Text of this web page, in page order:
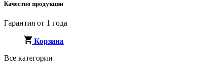
Качество продукции
Гарантия от 1 года
Корзина
Все категории